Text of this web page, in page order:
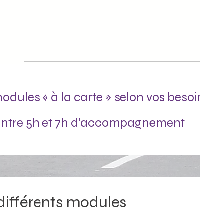
« à la carte » selon ​vos
5h et 7h d’accompagnement
modules